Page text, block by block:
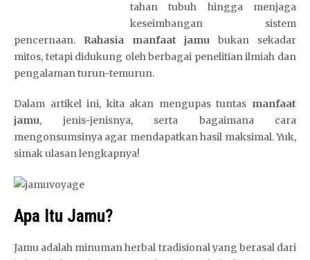
tahan tubuh hingga menjaga
keseimbangan sistem
pencernaan. Rahasia manfaat jamu bukan sekadar
mitos, tetapi didukung oleh berbagai penelitian ilmiah dan
pengalaman turun-temurun.
Dalam artikel ini, kita akan mengupas tuntas manfaat
jamu, jenis-jenisnya, serta bagaimana cara
mengonsumsinya agar mendapatkan hasil maksimal. Yuk,
simak ulasan lengkapnya!
Apa Itu Jamu?
Jamu adalah minuman herbal tradisional yang berasal dari